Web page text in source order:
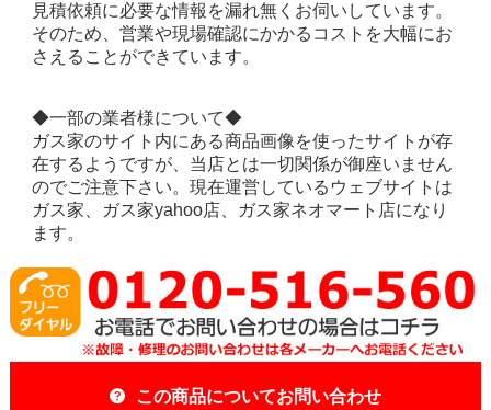
見積依頼に必要な情報を漏れ無くお伺いしています。
そのため、営業や現場確認にかかるコストを大幅にお
さえることができています。
◆一部の業者様について◆
ガス家のサイト内にある商品画像を使ったサイトが存
在するようですが、当店とは一切関係が御座いません
のでご注意下さい。現在運営しているウェブサイトは
ガス家、ガス家yahoo店、ガス家ネオマート店になり
ます。
この商品についてお問い合わせ